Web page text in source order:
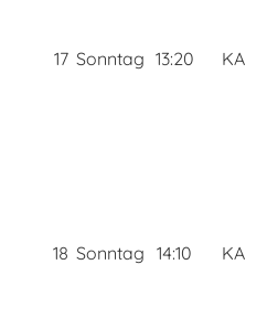
17 Sonntag 13:20 KA
18 Sonntag 14:10 KA